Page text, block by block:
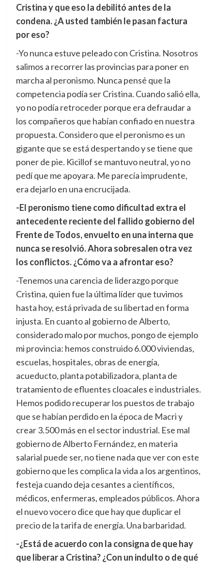
Cristina y que eso la debilitó antes de la
condena. ¿A usted también le pasan factura
por eso?
-Yo nunca estuve peleado con Cristina. Nosotros
salimos a recorrer las provincias para poner en
marcha al peronismo. Nunca pensé que la
competencia podía ser Cristina. Cuando salió ella,
yo no podía retroceder porque era defraudar a
los compañeros que habían confiado en nuestra
propuesta. Considero que el peronismo es un
gigante que se está despertando y se tiene que
poner de pie. Kicillof se mantuvo neutral, yo no
pedí que me apoyara. Me parecía imprudente,
era dejarlo en una encrucijada.
-El peronismo tiene como dificultad extra el
antecedente reciente del fallido gobierno del
Frente de Todos, envuelto en una interna que
nunca se resolvió. Ahora sobresalen otra vez
los conflictos. ¿Cómo va a afrontar eso?
-Tenemos una carencia de liderazgo porque
Cristina, quien fue la última líder que tuvimos
hasta hoy, está privada de su libertad en forma
injusta. En cuanto al gobierno de Alberto,
considerado malo por muchos, pongo de ejemplo
mi provincia: hemos construido 6.000 viviendas,
escuelas, hospitales, obras de energía,
acueducto, planta potabilizadora, planta de
tratamiento de efluentes cloacales e industriales.
Hemos podido recuperar los puestos de trabajo
que se habían perdido en la época de Macri y
crear 3.500 más en el sector industrial. Ese mal
gobierno de Alberto Fernández, en materia
salarial puede ser, no tiene nada que ver con este
gobierno que les complica la vida a los argentinos,
festeja cuando deja cesantes a científicos,
médicos, enfermeras, empleados públicos. Ahora
el nuevo vocero dice que hay que duplicar el
precio de la tarifa de energía. Una barbaridad.
-¿Está de acuerdo con la consigna de que hay
que liberar a Cristina? ¿Con un indulto o de qué